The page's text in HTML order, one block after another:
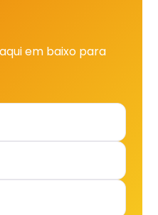
em baixo para